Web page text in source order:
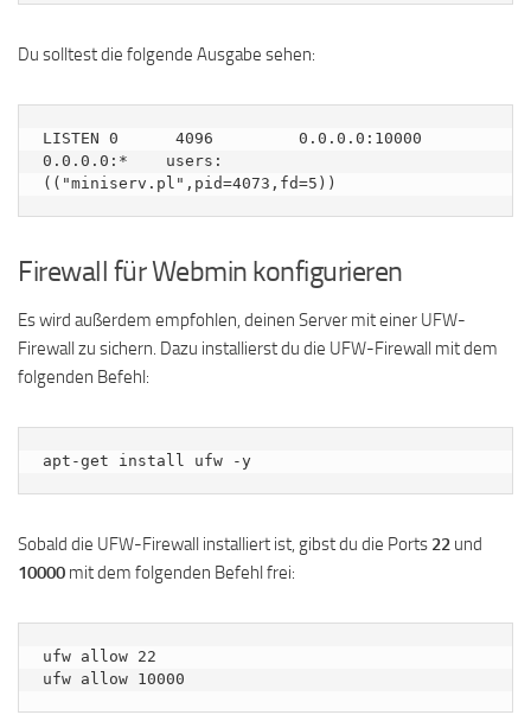
Du solltest die folgende Ausgabe sehen:
LISTEN 0      4096         0.0.0.0:10000
0.0.0.0:*    users:
Firewall für Webmin konfigurieren
Es wird außerdem empfohlen, deinen Server mit einer UFW-
Firewall zu sichern. Dazu installierst du die UFW-Firewall mit dem
folgenden Befehl:
apt-get install ufw -y
Sobald die UFW-Firewall installiert ist, gibst du die Ports 22 und
10000 mit dem folgenden Befehl frei:
ufw allow 22
ufw allow 10000